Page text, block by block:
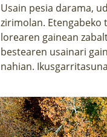
Usain pesia darama,
zirimolan. Etengabeko
lorearen gainean
bestearen usainari
nahian.